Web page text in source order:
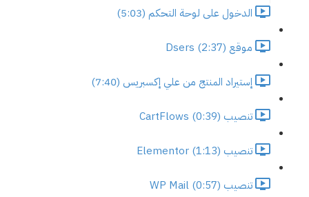
الدخول على لوحة التحكم (5:03)
موقع Dsers (2:37)
إستيراد المنتج من علي إكسبريس (7:40)
تنصيب CartFlows (0:39)
تنصيب Elementor (1:13)
تنصيب WP Mail (0:57)